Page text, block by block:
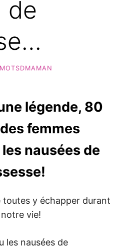
de
MOTSDMAMAN
légende, 80
femmes
nausées de
y échapper durant
vie!
les nausées de